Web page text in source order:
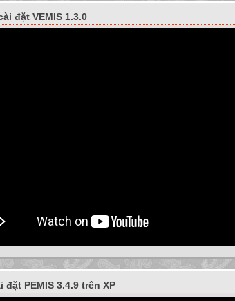
đặt VEMIS 1.3.0
đặt PEMIS 3.4.9 trên XP